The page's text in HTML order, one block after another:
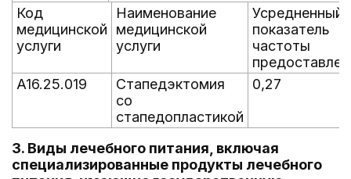
Код
медицинской
услуги
Наименование
медицинской
услуги
Усредненный
показатель
частоты
A16.25.019
Стапедэктомия
со
стапедопластикой
0,27
3. Виды лечебного питания, включая
специализированные продукты лечебного